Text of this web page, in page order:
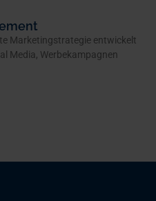
Marketingstrategie entwickelt
Media, Werbekampagnen